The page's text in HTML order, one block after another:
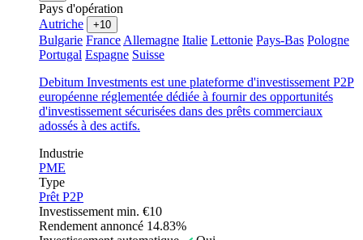
Pays d'opération
Autriche
+10
Bulgarie France Allemagne Italie Lettonie Pays-Bas Pologne
Portugal Espagne Suisse
Debitum Investments est une plateforme d'investissement P2P
européenne réglementée dédiée à fournir des opportunités
d'investissement sécurisées dans des prêts commerciaux
adossés à des actifs.
Industrie
PME
Type
Prêt P2P
Investissement min. €10
Rendement annoncé 14.83%